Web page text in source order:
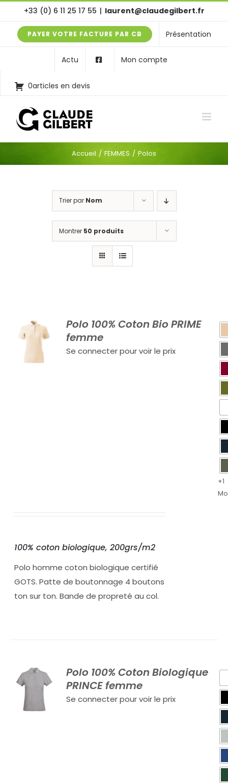
contenu
+33 (0) 6 11 25 17 55 | laurent@claudegilbert.fr
PAYER VOTRE FACTURE PAR CB Présentation
Actu
0articles en devis
Mon compte
Accueil FEMMES Polos
Trier par Nom
Montrer 50 produits
Polo 100% Coton Bio PRIME
femme
Se connecter pour voir le prix
+1
100% coton biologique, 200grs/m2
Polo homme coton biologique certifié
GOTS. Patte de boutonnage 4 boutons
ton sur ton. Bande de propreté au col.
Polo 100% Coton Biologique
PRINCE femme
Se connecter pour voir le prix